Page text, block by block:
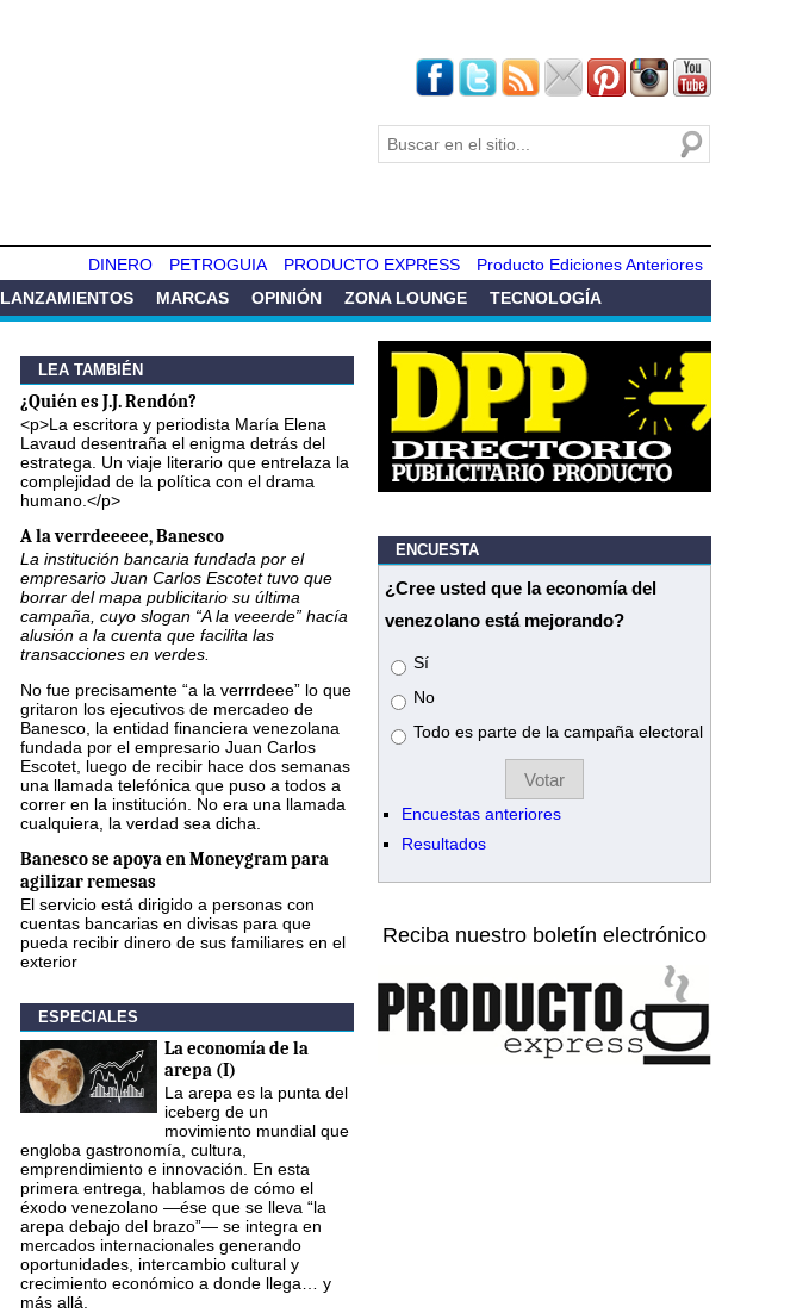
búsqueda
Buscar
Producto Ediciones Anteriores
PRODUCTO EXPRESS
PETROGUIA
DINERO
LANZAMIENTOS MARCAS OPINIÓN ZONA LOUNGE
TECNOLOGÍA
LEA TAMBIÉN
¿Quién es J.J. Rendón?
<p>La escritora y periodista María Elena
Lavaud desentraña el enigma detrás del
estratega. Un viaje literario que entrelaza la
complejidad de la política con el drama
humano.</p>
A la verrdeeeee, Banesco
La institución bancaria fundada por el
empresario Juan Carlos Escotet tuvo que
borrar del mapa publicitario su última
campaña, cuyo slogan “A la veeerde” hacía
alusión a la cuenta que facilita las
transacciones en verdes.
No fue precisamente “a la verrrdeee” lo que
gritaron los ejecutivos de mercadeo de
Banesco, la entidad financiera venezolana
fundada por el empresario Juan Carlos
Escotet, luego de recibir hace dos semanas
una llamada telefónica que puso a todos a
correr en la institución. No era una llamada
cualquiera, la verdad sea dicha.
Banesco se apoya en Moneygram para
agilizar remesas
El servicio está dirigido a personas con
cuentas bancarias en divisas para que
pueda recibir dinero de sus familiares en el
exterior
ESPECIALES
La economía de la
arepa (I)
La arepa es la punta del
iceberg de un
movimiento mundial que
engloba gastronomía, cultura,
emprendimiento e innovación. En esta
primera entrega, hablamos de cómo el
éxodo venezolano —ése que se lleva “la
arepa debajo del brazo”— se integra en
mercados internacionales generando
oportunidades, intercambio cultural y
crecimiento económico a donde llega… y
más allá.
ENCUESTA
¿Cree usted que la economía del
venezolano está mejorando?
Opciones
Sí
No
Todo es parte de la campaña electoral
Encuestas anteriores
Resultados
Reciba nuestro boletín electrónico